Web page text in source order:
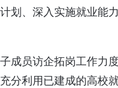
、深入实施就业能
成员访企拓岗工作力
分利用已建成的高校